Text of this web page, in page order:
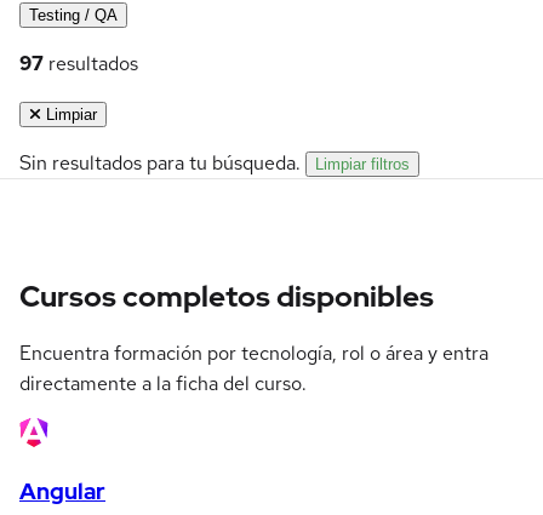
Testing / QA
97 resultados
Limpiar
Sin resultados para tu búsqueda. Limpiar filtros
Cursos completos disponibles
Encuentra formación por tecnología, rol o área y entra
directamente a la ficha del curso.
Angular